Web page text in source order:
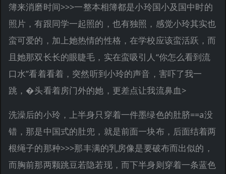
簿来消磨时间>>>一整本相簿都是小玲国小及国中时的
照片，有跟同学一起照的，也有独照，感觉小玲其实也
蛮可爱的，加上她热情的性格，在学校应该蛮活跃，而
且她那双长长的眼睫毛，实在蛮吸引人“你怎么看到流
口水”看着看着，突然听到小玲的声音，害吓了我一
跳，�头看着房门外的她，更差点让我流鼻血>
洗澡后的小玲，上半身只穿着一件墨绿色的肚脐==a没
错，那是中国式的肚兜，就是前面一块布，后面结着两
根绳子的那种>>>那丰满的乳房像是要破布而出似的，
而胸前那两颗跳豆若隐若现，而下半身则穿着一条蓝色